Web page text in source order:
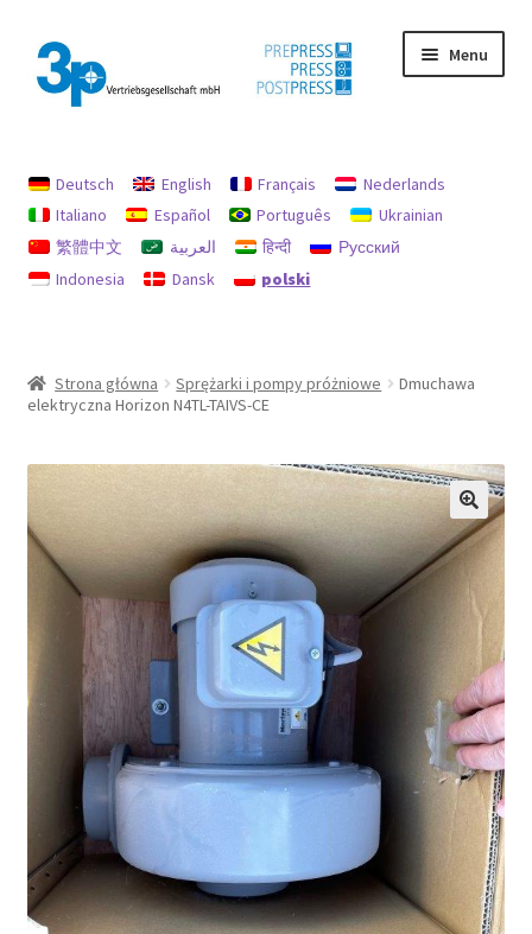
Przejdź
do
nawigacji
Przejdź
do
treści
Menu
Moje konto
Nadruk
Deutsch English Français
Nederlands
Italiano
Español Português
Ukrainian
繁體中文
العربية हिन्दी
Русский
Indonesia
Dansk polski
Strona główna Sprężarki i pompy próżniowe
Dmuchawa
elektryczna Horizon N4TL-TAIVS-CE